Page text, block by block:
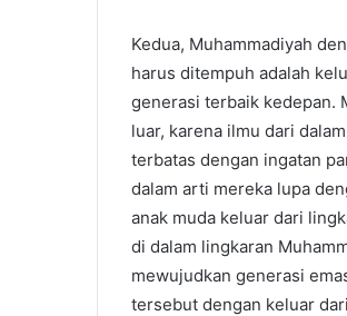
Kedua, Muhammadiyah
harus ditempuh adalah
generasi terbaik kedepan.
luar, karena ilmu dari
terbatas dengan ingatan
dalam arti mereka lupa
anak muda keluar dari
di dalam lingkaran
mewujudkan generasi
tersebut dengan keluar